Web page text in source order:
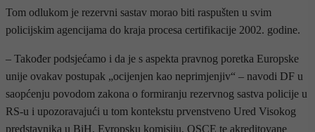
Tom odlukom je rezervni sastav morao biti raspušten u svim
policijskim agencijama do kraja procesa certifikacije 2002. godine.
– Također podsjećamo i da je s aspekta pravnog poretka Europske
unije ovakav postupak „ocijenjen kao neprimjenjiv“ – navodi DF u
saopćenju povodom zakona o formiranju rezervnog sastva policije u
RS-u i upozoravajući u tom kontekstu prvenstveno Ured Visokog
predstavnika u BiH, Evropsku komisiju, OSCE te akreditovane